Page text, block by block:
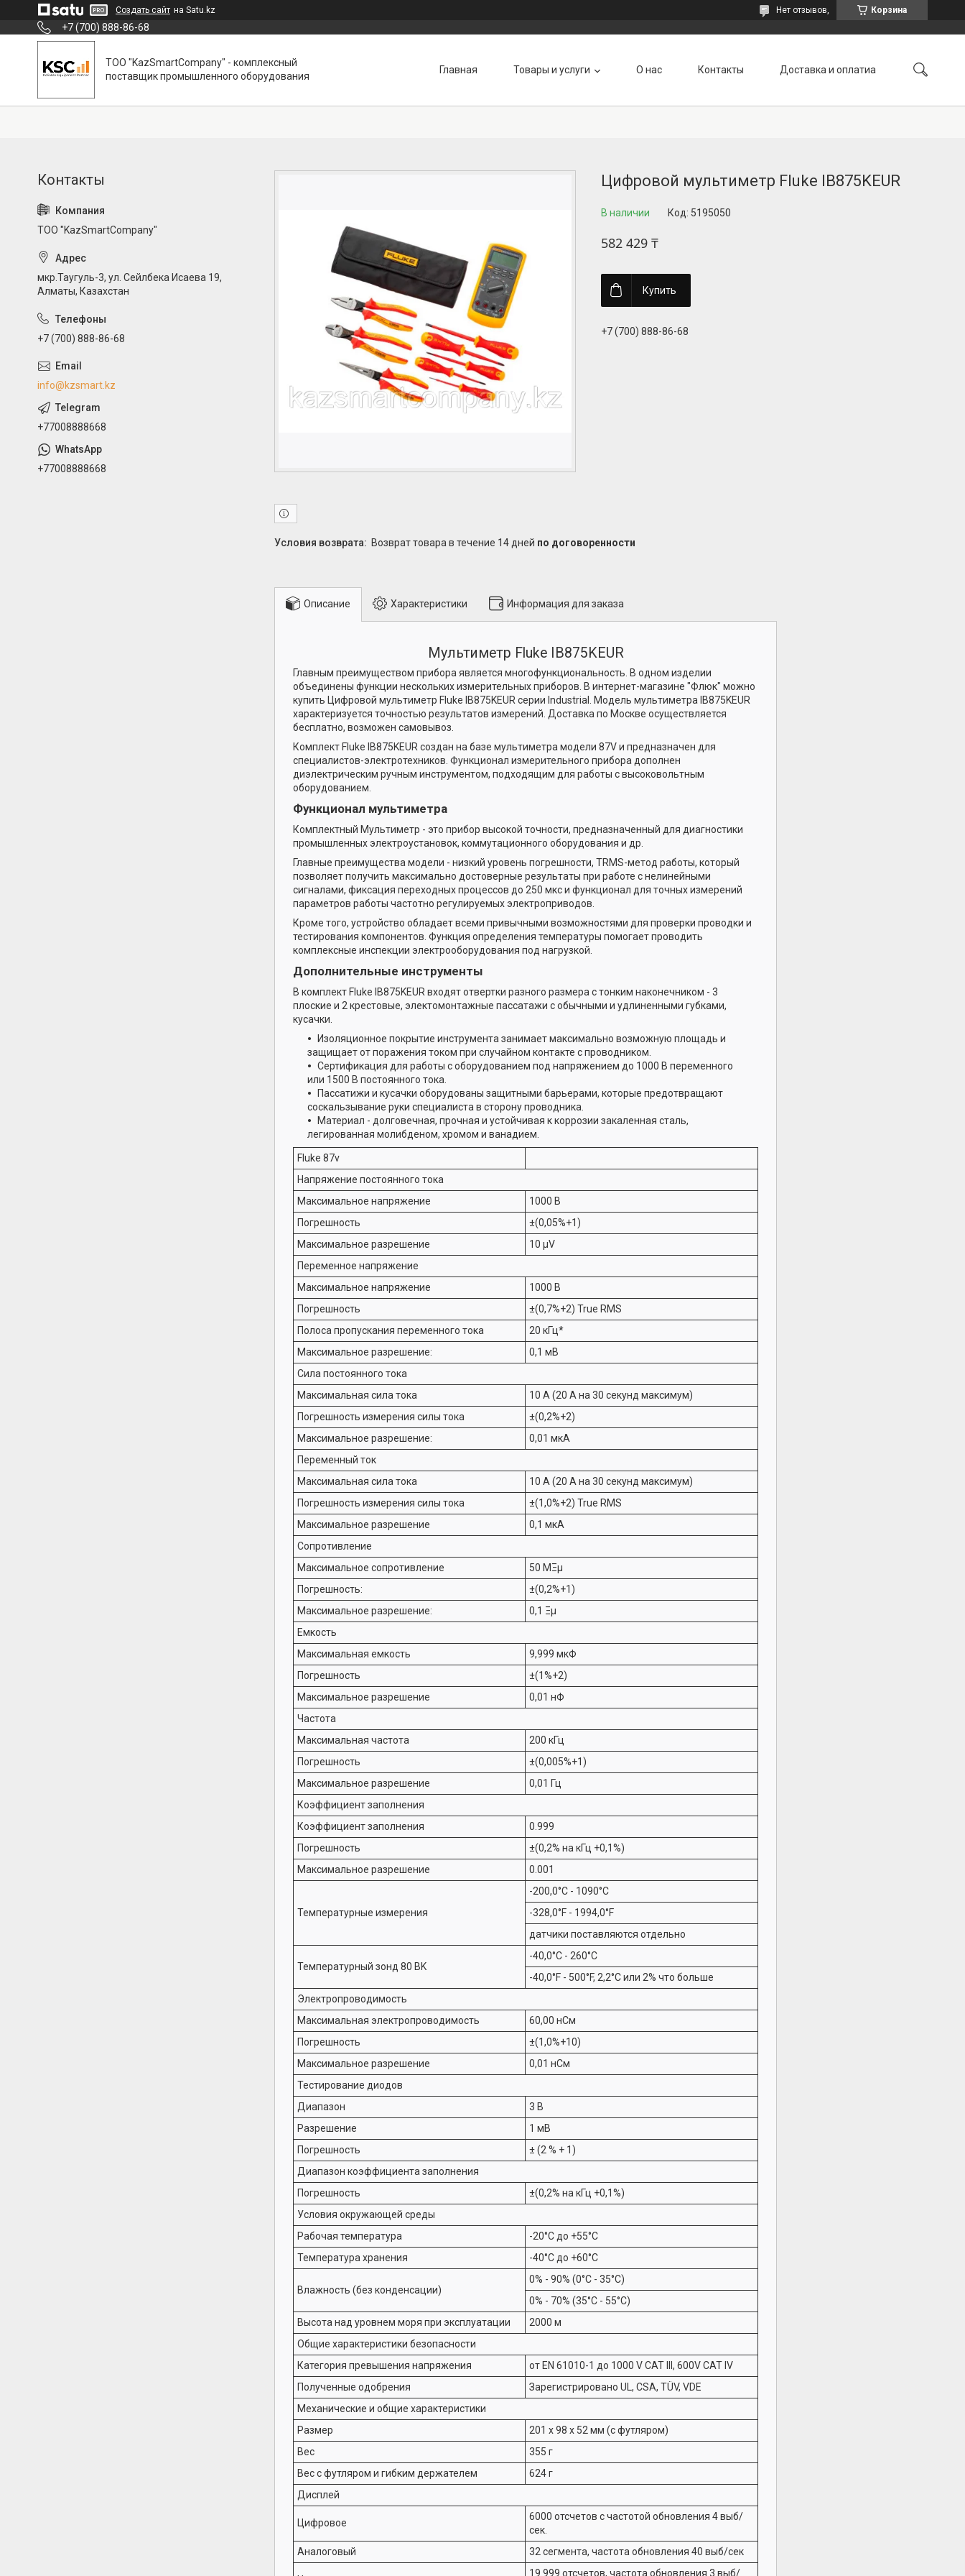
Создать сайт на Satu.kz Корзина
Нет отзывов,
+7 (700) 888-86-68
ТОО "KazSmartCompany" - комплексный
поставщик промышленного оборудования
Главная Товары и услуги О нас Контакты Доставка и оплатиа
Цифровой мультиметр Fluke IB875KEUR
В наличии Код: 5195050
582 429 ₸
Купить
+7 (700) 888-86-68
возврат товара в течение 14 дней по договоренности
Описание Характеристики Информация для заказа
Мультиметр Fluke IB875KEUR
Главным преимуществом прибора является многофункциональность. В одном изделии
объединены функции нескольких измерительных приборов. В интернет-магазине "Флюк" можно
купить Цифровой мультиметр Fluke IB875KEUR серии Industrial. Модель мультиметра IB875KEUR
характеризуется точностью результатов измерений. Доставка по Москве осуществляется
бесплатно, возможен самовывоз.
Комплект Fluke IB875KEUR создан на базе мультиметра модели 87V и предназначен для
специалистов-электротехников. Функционал измерительного прибора дополнен
диэлектрическим ручным инструментом, подходящим для работы с высоковольтным
оборудованием.
Функционал мультиметра
Комплектный Мультиметр - это прибор высокой точности, предназначенный для диагностики
промышленных электроустановок, коммутационного оборудования и др.
Главные преимущества модели - низкий уровень погрешности, TRMS-метод работы, который
позволяет получить максимально достоверные результаты при работе с нелинейными
сигналами, фиксация переходных процессов до 250 мкс и функционал для точных измерений
параметров работы частотно регулируемых электроприводов.
Кроме того, устройство обладает всеми привычными возможностями для проверки проводки и
тестирования компонентов. Функция определения температуры помогает проводить
комплексные инспекции электрооборудования под нагрузкой.
Дополнительные инструменты
В комплект Fluke IB875KEUR входят отвертки разного размера с тонким наконечником - 3
плоские и 2 крестовые, электомонтажные пассатажи с обычными и удлиненными губками,
кусачки.
Изоляционное покрытие инструмента занимает максимально возможную площадь и
защищает от поражения током при случайном контакте с проводником.
Сертификация для работы с оборудованием под напряжением до 1000 В переменного
или 1500 В постоянного тока.
Пассатижи и кусачки оборудованы защитными барьерами, которые предотвращают
соскальзывание руки специалиста в сторону проводника.
Материал - долговечная, прочная и устойчивая к коррозии закаленная сталь,
легированная молибденом, хромом и ванадием.
Fluke 87v
Напряжение постоянного тока
Максимальное напряжение
1000 В
Погрешность
±(0,05%+1)
Максимальное разрешение
10 µV
Переменное напряжение
Максимальное напряжение
1000 В
Погрешность
±(0,7%+2) True RMS
Полоса пропускания переменного тока
20 кГц*
Максимальное разрешение:
0,1 мВ
Сила постоянного тока
Максимальная сила тока
10 A (20 A на 30 секунд максимум)
Погрешность измерения силы тока
±(0,2%+2)
Максимальное разрешение:
0,01 мкА
Переменный ток
Максимальная сила тока
10 A (20 A на 30 секунд максимум)
Погрешность измерения силы тока
±(1,0%+2) True RMS
Максимальное разрешение
0,1 мкА
Сопротивление
Максимальное сопротивление
50 MΞμ
Погрешность:
±(0,2%+1)
Максимальное разрешение:
0,1 Ξμ
Емкость
Максимальная емкость
9,999 мкФ
Погрешность
±(1%+2)
Максимальное разрешение
0,01 нФ
Частота
Максимальная частота
200 кГц
Погрешность
±(0,005%+1)
Максимальное разрешение
0,01 Гц
Коэффициент заполнения
Коэффициент заполнения
0.999
Погрешность
±(0,2% на кГц +0,1%)
Максимальное разрешение
0.001
Температурные измерения
-200,0°C - 1090°C
-328,0°F - 1994,0°F
датчики поставляются отдельно
Температурный зонд 80 BK
-40,0°C - 260°C
-40,0°F - 500°F, 2,2°C или 2% что больше
Электропроводимость
Максимальная электропроводимость
60,00 нСм
Погрешность
±(1,0%+10)
Максимальное разрешение
0,01 нСм
Тестирование диодов
Диапазон
3 В
Разрешение
1 мВ
Погрешность
± (2 % + 1)
Диапазон коэффициента заполнения
Погрешность
±(0,2% на кГц +0,1%)
Условия окружающей среды
Рабочая температура
-20°C до +55°C
Температура хранения
-40°C до +60°C
Влажность (без конденсации)
0% - 90% (0°C - 35°C)
0% - 70% (35°C - 55°C)
Высота над уровнем моря при эксплуатации
2000 м
Общие характеристики безопасности
Категория превышения напряжения
от EN 61010-1 до 1000 V CAT III, 600V CAT IV
Полученные одобрения
Зарегистрировано UL, CSA, TÜV, VDE
Механические и общие характеристики
Размер
201 x 98 x 52 мм (с футляром)
Вес
355 г
Вес с футляром и гибким держателем
624 г
Дисплей
Цифровое
6000 отсчетов с частотой обновления 4 выб/
сек.
Аналоговый
32 сегмента, частота обновления 40 выб/сек
19 999 отсчетов, частота обновления 3 выб/
ТОО "KazSmartCompany"
мкр.Таугуль-3, ул. Сейлбека Исаева 19,
Алматы, Казахстан
+7 (700) 888-86-68
info@kzsmart.kz
+77008888668
+77008888668